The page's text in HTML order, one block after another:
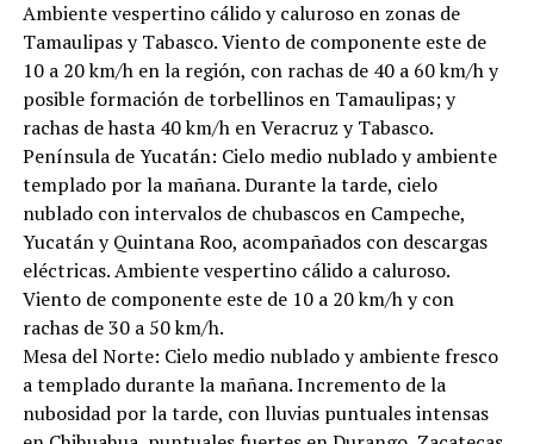
Ambiente vespertino cálido y caluroso en zonas de
Tamaulipas y Tabasco. Viento de componente este de
10 a 20 km/h en la región, con rachas de 40 a 60 km/h y
posible formación de torbellinos en Tamaulipas; y
rachas de hasta 40 km/h en Veracruz y Tabasco.
Península de Yucatán: Cielo medio nublado y ambiente
templado por la mañana. Durante la tarde, cielo
nublado con intervalos de chubascos en Campeche,
Yucatán y Quintana Roo, acompañados con descargas
eléctricas. Ambiente vespertino cálido a caluroso.
Viento de componente este de 10 a 20 km/h y con
rachas de 30 a 50 km/h.
Mesa del Norte: Cielo medio nublado y ambiente fresco
a templado durante la mañana. Incremento de la
nubosidad por la tarde, con lluvias puntuales intensas